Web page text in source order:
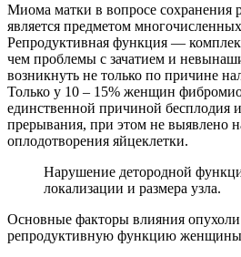
Миома матки в вопросе сохранения
является предметом
Репродуктивная функция —
чем проблемы с зачатием и
возникнуть не только по причине
Только у 10 – 15% женщин
единственной причиной бесплодия
прерывания, при этом не выявлено
оплодотворения яйцеклетки.
Нарушение детородной
локализации и размера узла.
Основные факторы влияния
репродуктивную функцию